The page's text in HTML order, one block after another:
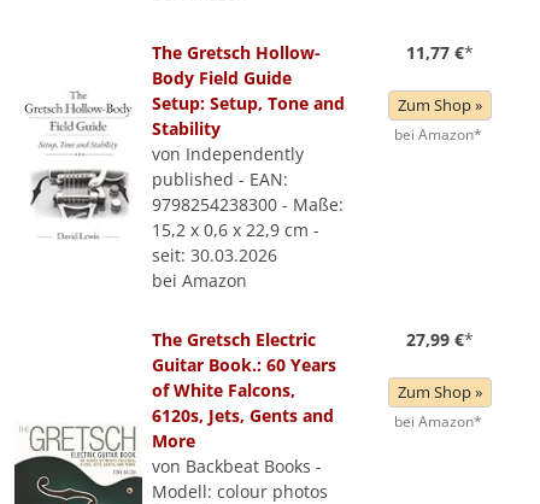
The Gretsch Hollow-
Body Field Guide
Setup: Setup, Tone and
Stability
von Independently
published - EAN:
9798254238300 - Maße:
15,2 x 0,6 x 22,9 cm -
seit: 30.03.2026
bei Amazon
11,77 €*
Zum Shop »
bei Amazon*
The Gretsch Electric
Guitar Book.: 60 Years
of White Falcons,
6120s, Jets, Gents and
More
von Backbeat Books -
Modell: colour photos
27,99 €*
Zum Shop »
bei Amazon*